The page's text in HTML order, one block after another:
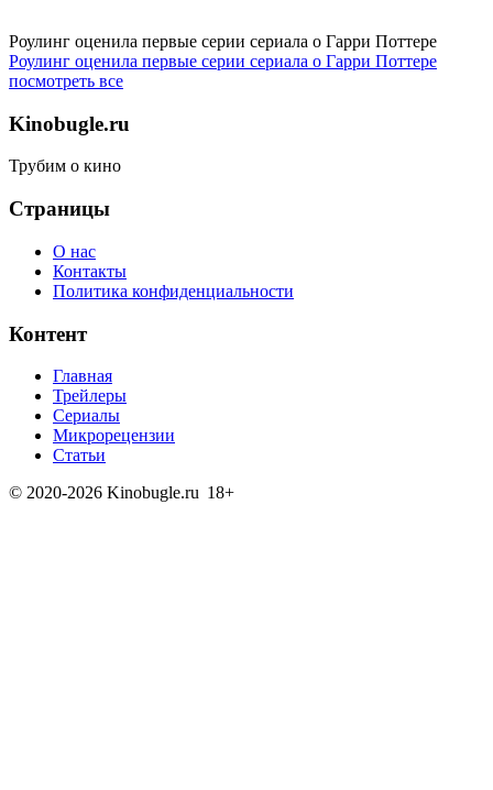
Роулинг оценила первые серии сериала о Гарри Поттере
Роулинг оценила первые серии сериала о Гарри Поттере
посмотреть все
Kinobugle.ru
Трубим о кино
Страницы
О нас
Контакты
Политика конфиденциальности
Контент
Главная
Трейлеры
Сериалы
Микрорецензии
Статьи
© 2020-2026 Kinobugle.ru 18+